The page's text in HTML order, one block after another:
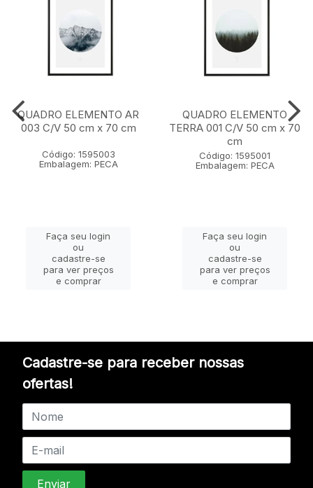
QUADRO ELEMENTO AR
003 C/V 50 cm x 70 cm
Código: 1595003
Embalagem: PECA
Faça seu login
ou
cadastre-se
para ver preços
e comprar
QUADRO ELEMENTO
TERRA 001 C/V 50 cm x 70
cm
Código: 1595001
Embalagem: PECA
Faça seu login
ou
cadastre-se
para ver preços
e comprar
Cadastre-se para receber nossas
ofertas!